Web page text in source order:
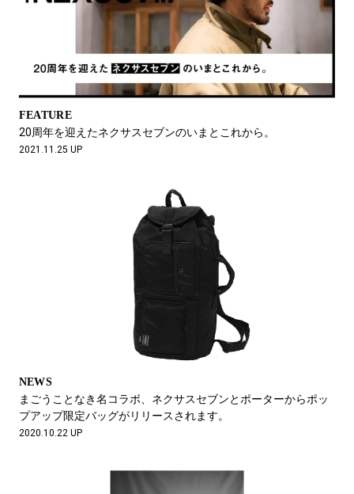
FEATURE
20周年を迎えたネクサスセブンのいまとこれから。
2021.11.25 UP
NEWS
まごうことなき名コラボ、ネクサスセブンとポーターからポッ
プアップ限定バッグがリリースされます。
2020.10.22 UP